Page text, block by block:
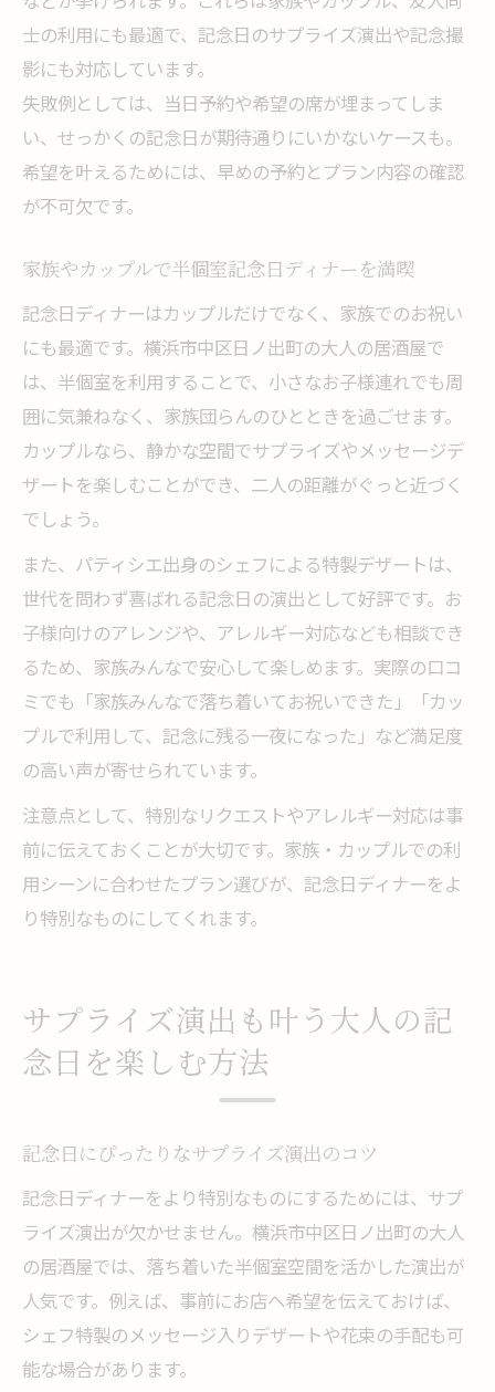
士の利用にも最適で、記念日のサプライズ演出や記念撮
影にも対応しています。
失敗例としては、当日予約や希望の席が埋まってしま
い、せっかくの記念日が期待通りにいかないケースも。
希望を叶えるためには、早めの予約とプラン内容の確認
が不可欠です。
家族やカップルで半個室記念日ディナーを満喫
記念日ディナーはカップルだけでなく、家族でのお祝い
にも最適です。横浜市中区日ノ出町の大人の居酒屋で
は、半個室を利用することで、小さなお子様連れでも周
囲に気兼ねなく、家族団らんのひとときを過ごせます。
カップルなら、静かな空間でサプライズやメッセージデ
ザートを楽しむことができ、二人の距離がぐっと近づく
でしょう。
また、パティシエ出身のシェフによる特製デザートは、
世代を問わず喜ばれる記念日の演出として好評です。お
子様向けのアレンジや、アレルギー対応なども相談でき
るため、家族みんなで安心して楽しめます。実際の口コ
ミでも「家族みんなで落ち着いてお祝いできた」「カッ
プルで利用して、記念に残る一夜になった」など満足度
の高い声が寄せられています。
注意点として、特別なリクエストやアレルギー対応は事
前に伝えておくことが大切です。家族・カップルでの利
用シーンに合わせたプラン選びが、記念日ディナーをよ
り特別なものにしてくれます。
サプライズ演出も叶う大人の記
念日を楽しむ方法
記念日にぴったりなサプライズ演出のコツ
記念日ディナーをより特別なものにするためには、サプ
ライズ演出が欠かせません。横浜市中区日ノ出町の大人
の居酒屋では、落ち着いた半個室空間を活かした演出が
人気です。例えば、事前にお店へ希望を伝えておけば、
シェフ特製のメッセージ入りデザートや花束の手配も可
能な場合があります。